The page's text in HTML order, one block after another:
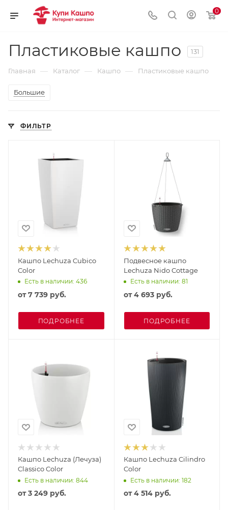
0
Пластиковые кашпо 131
Главная — Каталог — Кашпо — Пластиковые кашпо
Большие
ФИЛЬТР
Кашпо Lechuza Cubico
Color
Есть в наличии: 436
от7 739 руб.
ПОДРОБНЕЕ
Подвесное кашпо
Lechuza Nido Cottage
Есть в наличии: 81
от4 693 руб.
ПОДРОБНЕЕ
Кашпо Lechuza (Лечуза)
Classico Color
Есть в наличии: 844
от3 249 руб.
Кашпо Lechuza Cilindro
Color
Есть в наличии: 182
от4 514 руб.